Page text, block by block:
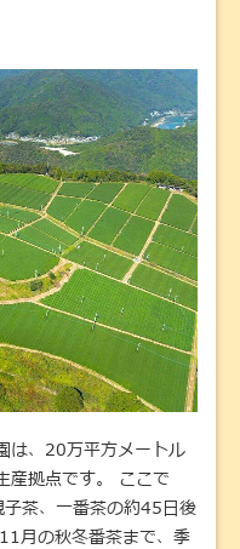
は、20万平方メートル
産拠点です。 ここで
茶、一番茶の約45日後
月の秋冬番茶まで、季